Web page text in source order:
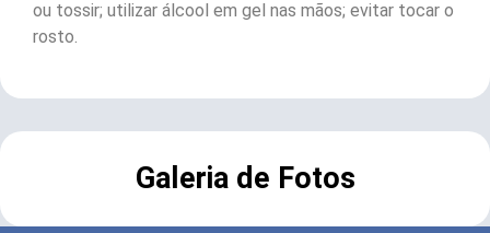
ou tossir; utilizar álcool em gel nas mãos; evitar tocar o
rosto.
Galeria de Fotos